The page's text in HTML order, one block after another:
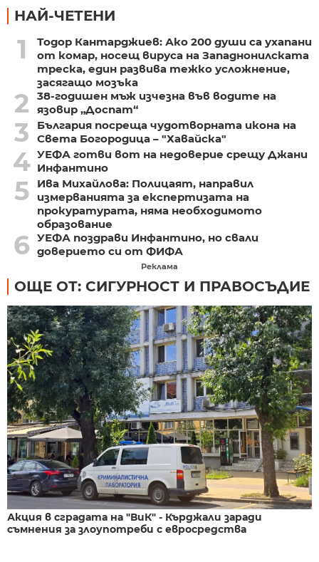
НАЙ-ЧЕТЕНИ
1
Тодор Кантарджиев: Ако 200 души са ухапани
от комар, носещ вируса на Западнонилската
треска, един развива тежко усложнение,
засягащо мозъка
2
38-годишен мъж изчезна във водите на
язовир „Доспат“
3
България посреща чудотворната икона на
Света Богородица – "Хавайска"
4 УЕФА готви вот на недоверие срещу Джани
Инфантино
5
Ива Михайлова: Полицаят, направил
измерванията за експертизата на
прокуратурата, няма необходимото
образование
6 УЕФА поздрави Инфантино, но свали
доверието си от ФИФА
Реклама
ОЩЕ ОТ: СИГУРНОСТ И ПРАВОСЪДИЕ
Акция в сградата на "ВиК" - Кърджали заради
съмнения за злоупотреби с евросредства